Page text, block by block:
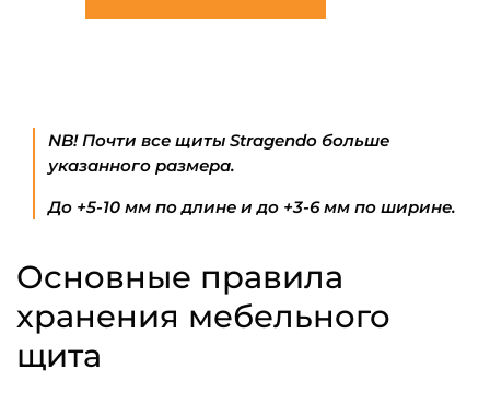
NB! Почти все щиты Stragendo больше
указанного размера.
До +5-10 мм по длине и до +3-6 мм по ширине.
Основные правила
хранения мебельного
щита